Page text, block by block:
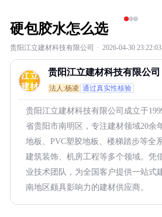
硬包胶水怎么选
贵阳江立建材科技有限公司 · 2026-04-30 23:22:03
贵阳江立建材科技有限公司
法人:杨凌 通过真实性核验
贵阳江立建材科技有限公司成立于
省贵阳市南明区，专注建材领域20余
地板、PVC塑胶地板、楼梯踏步等全
建筑装饰、机房工程等多个领域。凭
业技术团队，为全国客户提供一站式
南地区颇具影响力的建材供应商。